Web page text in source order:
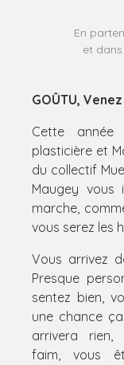
En
et
GOÛTU,
Cette année
plasticière et
du collectif
Maugey
marche,
vous serez les
Vous arrivez
Presque
sentez bien,
une chance
arrivera rien,
faim, vous